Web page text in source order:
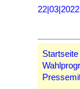
Startseite